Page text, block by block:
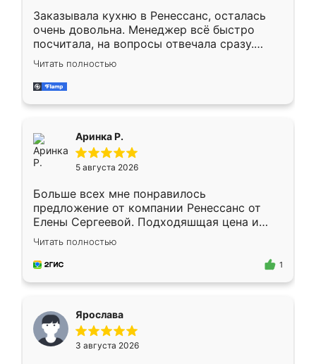
Заказывала кухню в Ренессанс, осталась
очень довольна. Менеджер всё быстро
посчитала, на вопросы отвечала сразу.
Замерщик приехал в субботу, подошёл к
делу со всей ответственностью. Собрали
за день, ребята работали аккуратно, даже
Читать полностью
Аринка Р.
5 августа 2026
Больше всех мне понравилось
предложение от компании Ренессанс от
Елены Сергеевой. Подходяшщая цена и
короткие сроки изготовления. Приехавший
для замера сотрудник Владислав
предложил по моему эскизу самый
Читать полностью
1
Ярослава
3 августа 2026